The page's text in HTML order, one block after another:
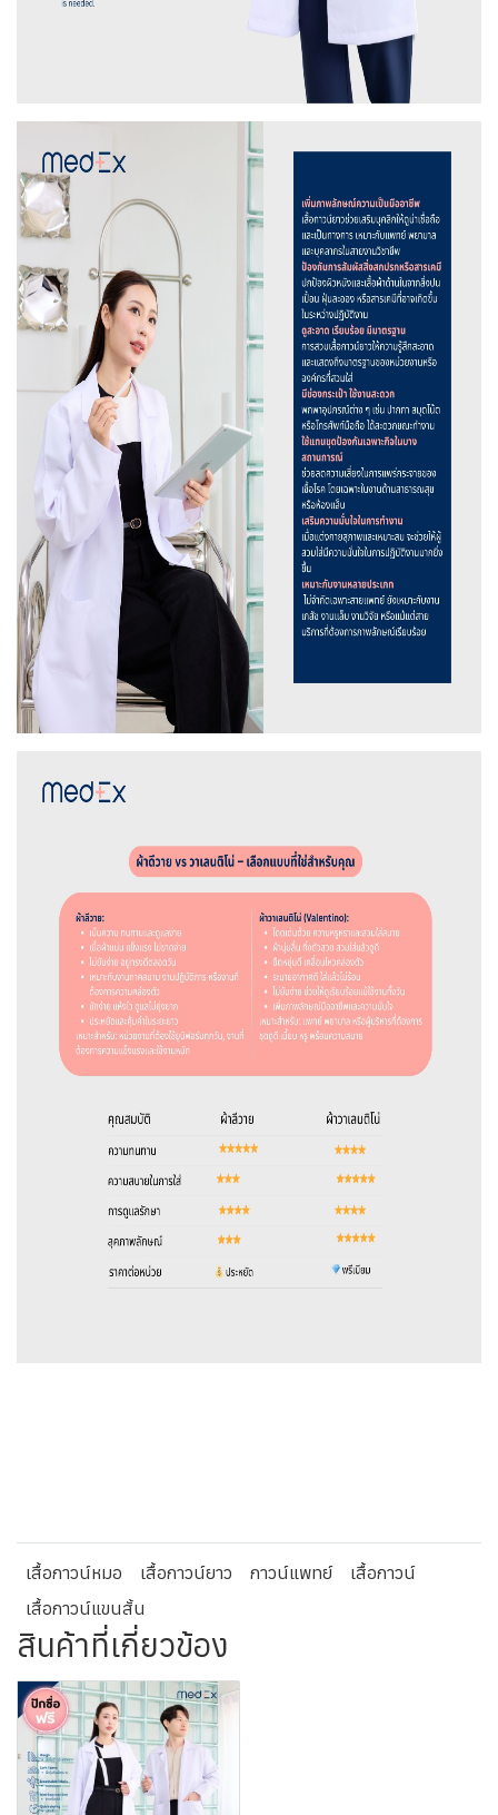
เสื้อกาวน์หมอ เสื้อกาวน์ยาว กาวน์แพทย์
เสื้อกาวน์
เสื้อกาวน์แขนสั้น
สินค้าที่เกี่ยวข้อง